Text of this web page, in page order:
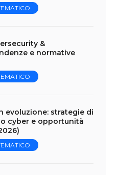
&
e normative
evoluzione: strategie di
cyber e opportunità